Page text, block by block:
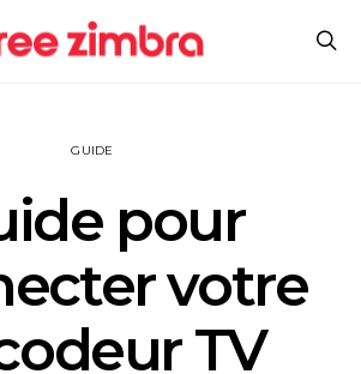
GUIDE
pour
votre
TV